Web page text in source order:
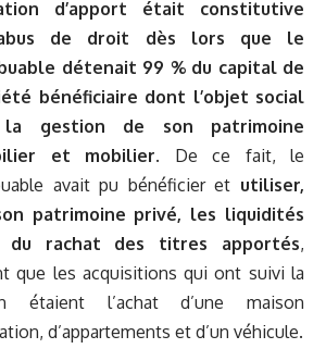
d’apport était constitutive
abus de droit dès lors que le
détenait 99 % du capital de
bénéficiaire dont l’objet social
gestion de son patrimoine
et mobilier. De ce fait, le
avait pu bénéficier et utiliser,
patrimoine privé, les liquidités
du rachat des titres apportés,
que les acquisitions qui ont suivi la
étaient l’achat d’une maison
d’appartements et d’un véhicule.